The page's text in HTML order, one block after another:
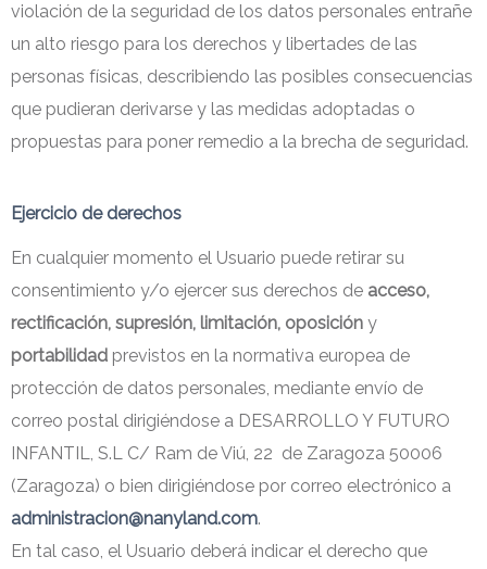
violación de la seguridad de los datos personales entrañe
un alto riesgo para los derechos y libertades de las
personas físicas, describiendo las posibles consecuencias
que pudieran derivarse y las medidas adoptadas o
propuestas para poner remedio a la brecha de seguridad.
Ejercicio de derechos
En cualquier momento el Usuario puede retirar su
consentimiento y/o ejercer sus derechos de acceso,
rectificación, supresión, limitación, oposición y
portabilidad previstos en la normativa europea de
protección de datos personales, mediante envío de
correo postal dirigiéndose a DESARROLLO Y FUTURO
INFANTIL, S.L C/ Ram de Viú, 22 de Zaragoza 50006
(Zaragoza) o bien dirigiéndose por correo electrónico a
administracion@nanyland.com.
En tal caso, el Usuario deberá indicar el derecho que